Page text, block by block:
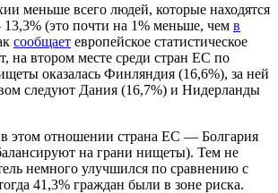
меньше всего людей, которые находятся
(это почти на 1% меньше, чем в
сообщает европейское статистическое
на втором месте среди стран ЕС по
оказалась Финляндия (16,6%), за ней
следуют Дания (16,7%) и Нидерланды
этом отношении страна ЕС — Болгария
на грани нищеты). Тем не
немного улучшился по сравнению с
41,3% граждан были в зоне риска.